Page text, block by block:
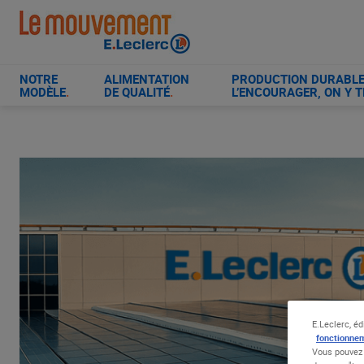
Aller
contenu
NOTRE
MODÈLE.
ALIMENTATION
DE QUALITÉ.
PRODUCTION
L’ENCOURAGER, ON Y
E.Leclerc,
Vous